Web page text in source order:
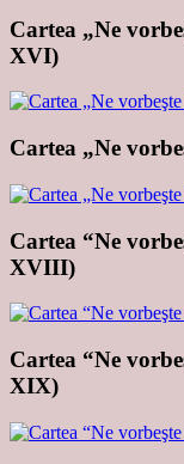
Cartea „Ne
XVI)
Cartea „Ne
Cartea “Ne
XVIII)
Cartea “Ne
XIX)